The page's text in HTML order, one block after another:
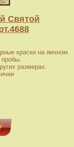
Святой
краски на яичном
пробы.
размерах.